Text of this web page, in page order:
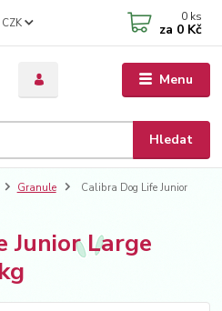
Menu
CZK
Hledat
0 ks
za 0 Kč
Granule
Calibra Dog Life Junior
Junior Large